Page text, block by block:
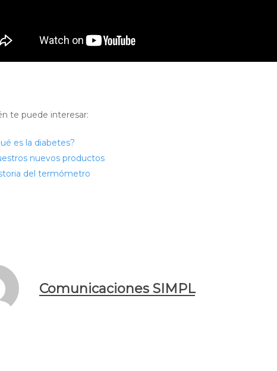
te puede interesar:
es la diabetes?
nuevos productos
del termómetro
Comunicaciones SIMPL